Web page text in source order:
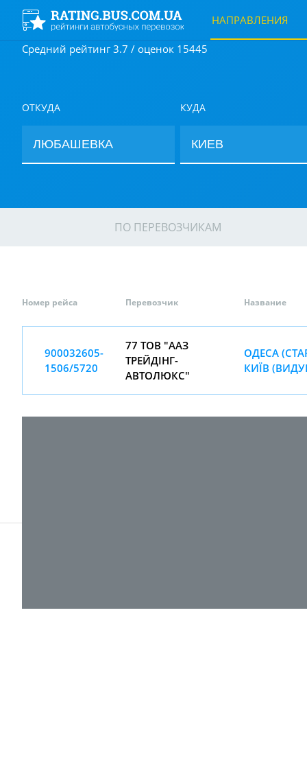
НАПРАВЛЕНИЯ
Средний рейтинг 3.7 / оценок 15445
ОТКУДА КУДА
ПО ПЕРЕВОЗЧИКАМ
Номер рейса Перевозчик Название
900032605-
1506/5720
77 ТОВ "ААЗ
ТРЕЙДІНГ-
АВТОЛЮКС"
ОДЕСА
КИЇВ